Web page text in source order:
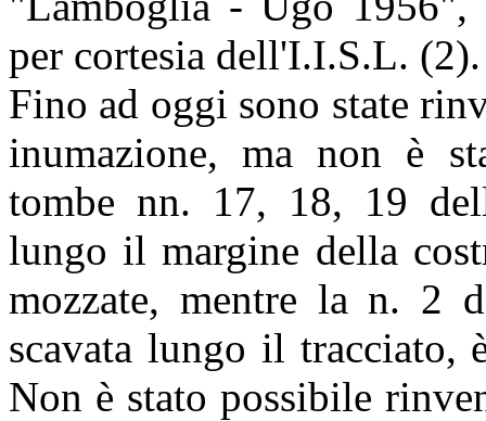
per cortesia dell'I.I.S.L. (2).
Fino ad oggi sono state
inumazione, ma non è
tombe nn. 17, 18, 19
lungo il margine della
mozzate, mentre la n. 2
scavata lungo il tracciato,
Non è stato possibile